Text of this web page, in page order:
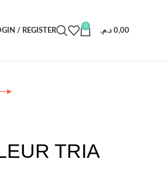
/ REGISTER
0
0,00 د.م.
TRIA